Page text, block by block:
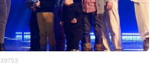
39753